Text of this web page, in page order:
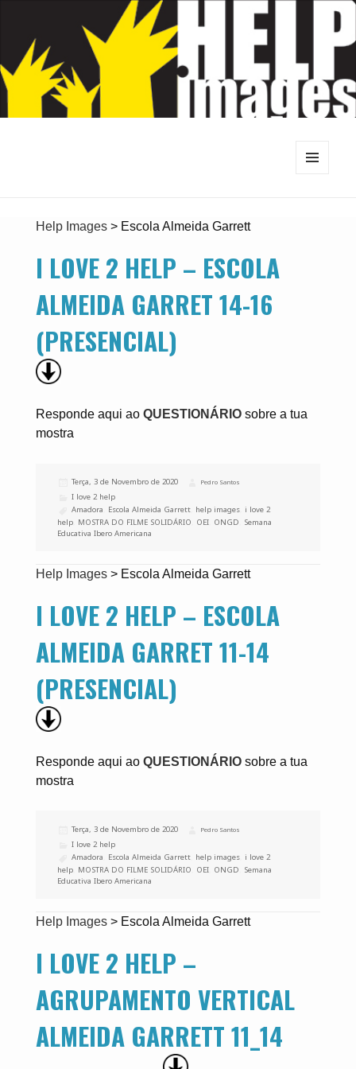
Help Images> Escola Almeida Garrett
I LOVE 2 HELP – ESCOLA
ALMEIDA GARRET 14-16
(PRESENCIAL)
Responde aqui ao QUESTIONÁRIO sobre a tua
mostra
Publicado
Terça, 3 de Novembro de 2020 Autor
Pedro Santos
Categorias
I love 2 help
Etiquetas
Amadora Escola Almeida Garrett help images i love 2
help MOSTRA DO FILME SOLIDÁRIO OEI ONGD
Semana
Educativa Ibero Americana
Help Images> Escola Almeida Garrett
I LOVE 2 HELP – ESCOLA
ALMEIDA GARRET 11-14
(PRESENCIAL)
Responde aqui ao QUESTIONÁRIO sobre a tua
mostra
Publicado
Terça, 3 de Novembro de 2020 Autor
Pedro Santos
Categorias
I love 2 help
Etiquetas
Amadora Escola Almeida Garrett help images i love 2
help MOSTRA DO FILME SOLIDÁRIO OEI ONGD
Semana
Educativa Ibero Americana
Help Images> Escola Almeida Garrett
I LOVE 2 HELP –
AGRUPAMENTO VERTICAL
ALMEIDA GARRETT 11_14